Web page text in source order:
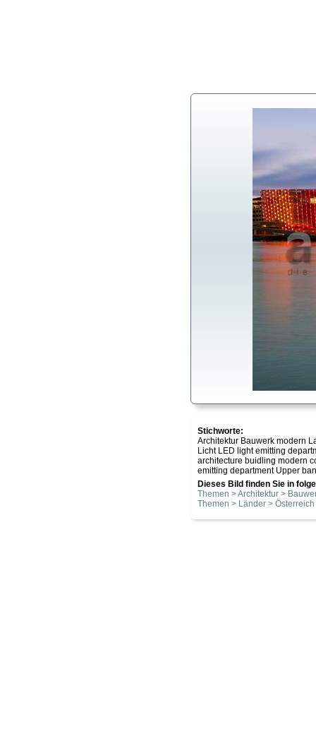
Stichworte:
Architektur Bauwerk modern
Licht LED light emitting
architecture buidling modern
emitting department Upper
Dieses Bild finden Sie in
Themen > Architektur >
Themen > Länder > Österreich